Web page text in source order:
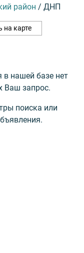
район / ДНП
на карте
нашей базе нет
Ваш запрос.
поиска или